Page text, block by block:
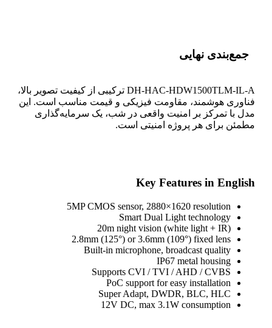
جمع‌بندی نهایی
DH-HAC-HDW1500TLM-IL-A ترکیبی از کیفیت تصویر بالا،
فناوری هوشمند، مقاومت فیزیکی و قیمت مناسب است. این
مدل با تمرکز بر امنیت واقعی در شب، یک سرمایه‌گذاری
مطمئن برای هر پروژه امنیتی است.
Key Features in English
5MP CMOS sensor, 2880×1620 resolution
Smart Dual Light technology
20m night vision (white light + IR)
2.8mm (125°) or 3.6mm (109°) fixed lens
Built-in microphone, broadcast quality
IP67 metal housing
Supports CVI / TVI / AHD / CVBS
PoC support for easy installation
Super Adapt, DWDR, BLC, HLC
12V DC, max 3.1W consumption